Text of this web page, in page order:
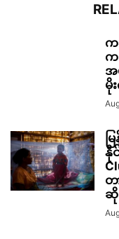
က
က
အ
မို
မ
နို
တ
ဆို